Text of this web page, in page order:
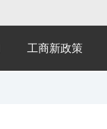
工商新政策